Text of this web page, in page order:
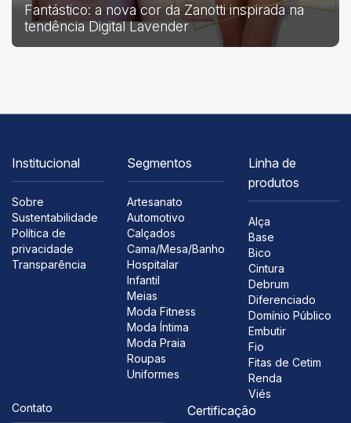
Fantástico: a nova cor da Zanotti inspirada na
tendência Digital Lavender
Institucional
Sobre
Sustentabilidade
Política de
privacidade
Transparência
Segmentos
Artesanato
Automotivo
Calçados
Cama/Mesa/Banho
Hospitalar
Infantil
Meias
Moda Fitness
Moda Íntima
Moda Praia
Roupas
Uniformes
Linha de
produtos
Alça
Base
Bico
Cintura
Debrum
Diferenciado
Domínio Público
Embutir
Fio
Fitas de Cetim
Renda
Viés
Contato
Certificação